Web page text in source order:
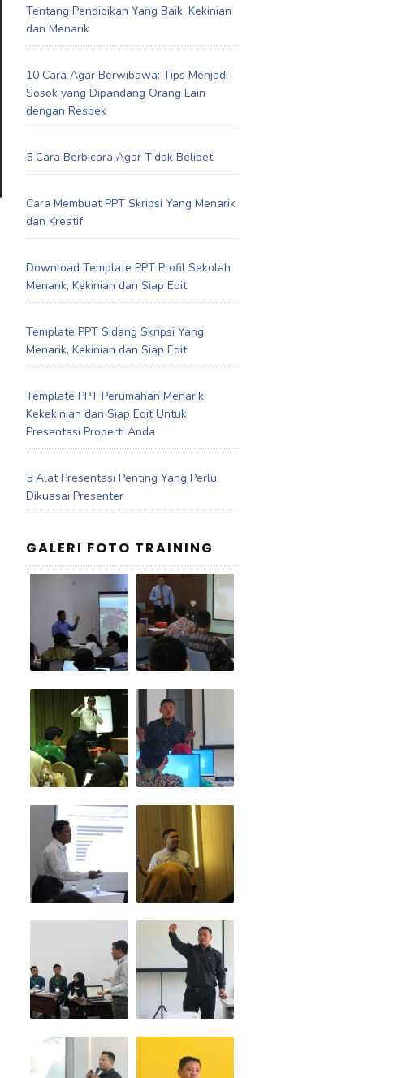
Tentang Pendidikan Yang Baik, Kekinian
dan Menarik
10 Cara Agar Berwibawa: Tips Menjadi
Sosok yang Dipandang Orang Lain
dengan Respek
5 Cara Berbicara Agar Tidak Belibet
Cara Membuat PPT Skripsi Yang Menarik
dan Kreatif
Download Template PPT Profil Sekolah
Menarik, Kekinian dan Siap Edit
Template PPT Sidang Skripsi Yang
Menarik, Kekinian dan Siap Edit
Template PPT Perumahan Menarik,
Kekekinian dan Siap Edit Untuk
Presentasi Properti Anda
5 Alat Presentasi Penting Yang Perlu
Dikuasai Presenter
GALERI FOTO TRAINING